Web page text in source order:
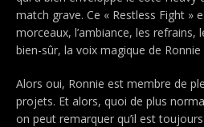
match grave. Ce « Restless Fight »
morceaux, l’ambiance, les
bien-sûr, la voix magique de
Alors oui, Ronnie est membre de
projets. Et alors, quoi de plus
on peut remarquer qu’il est